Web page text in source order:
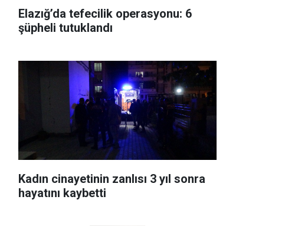
Elazığ’da tefecilik operasyonu: 6
şüpheli tutuklandı
Kadın cinayetinin zanlısı 3 yıl sonra
hayatını kaybetti